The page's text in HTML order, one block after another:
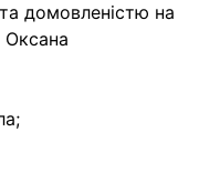
домовленістю на
Оксана